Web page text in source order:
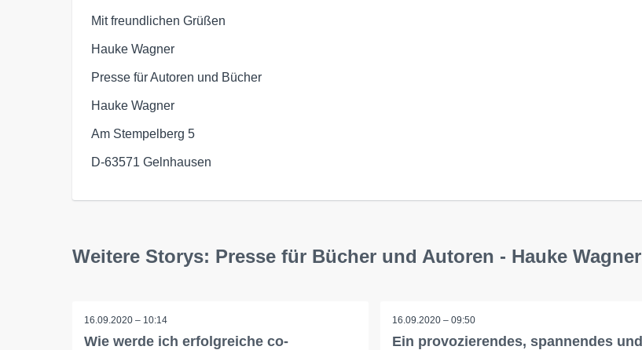
Mit freundlichen Grüßen
Hauke Wagner
Presse für Autoren und Bücher
Hauke Wagner
Am Stempelberg 5
D-63571 Gelnhausen
Weitere Storys: Presse für Bücher und Autoren - Hauke Wagner
16.09.2020 – 10:14
Wie werde ich erfolgreiche co-
16.09.2020 – 09:50
Ein provozierendes, spannendes und